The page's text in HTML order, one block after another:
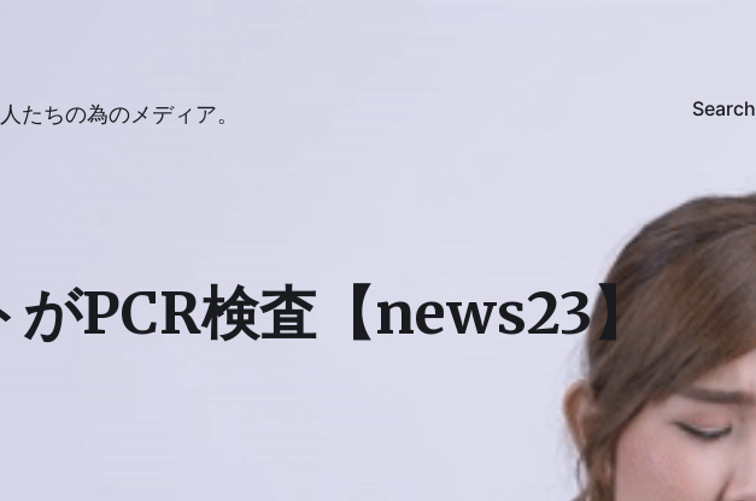
人たちの為のメディア。 Search
がPCR検査【news23】